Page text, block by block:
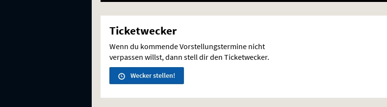
Ticketwecker
Wenn du kommende Vorstellungstermine nicht
verpassen willst, dann stell dir den Ticketwecker.
Wecker stellen!